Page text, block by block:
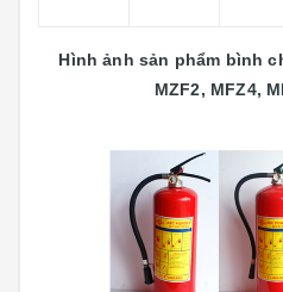
Hình ảnh sản phẩm bình
MZF2, MFZ4,